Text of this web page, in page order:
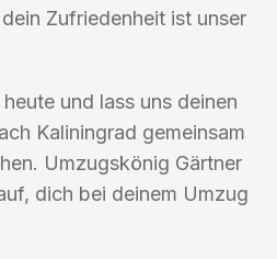
Zufriedenheit ist unser
und lass uns deinen
Kaliningrad gemeinsam
Umzugskönig Gärtner
dich bei deinem Umzug